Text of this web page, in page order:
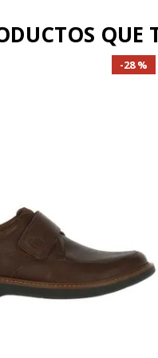
QUE
28 %
. mocasin